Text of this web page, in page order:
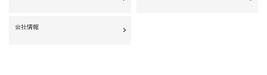
会社情報